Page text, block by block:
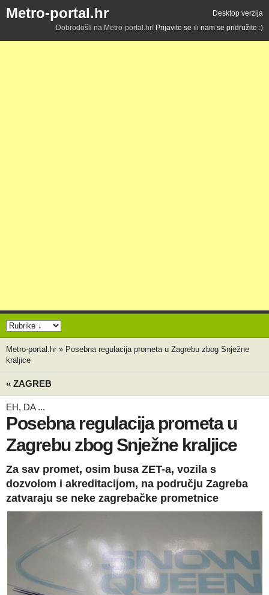
Metro-portal.hr
Desktop verzija
Dobrodošli na Metro-portal.hr! Prijavite se ili nam se pridružite :)
Metro-portal.hr » Posebna regulacija prometa u Zagrebu zbog Snježne
kraljice
« ZAGREB
EH, DA ...
Posebna regulacija prometa u
Zagrebu zbog Snježne kraljice
Za sav promet, osim busa ZET-a, vozila s
dozvolom i akreditacijom, na području Zagreba
zatvaraju se neke zagrebačke prometnice